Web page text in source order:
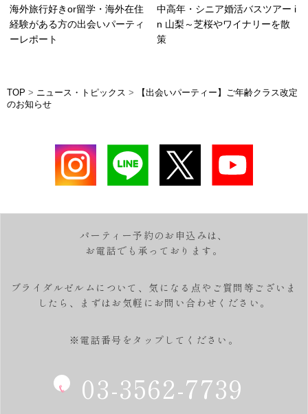
海外旅行好きor留学・海外在住
経験がある方の出会いパーティ
ーレポート
中高年・シニア婚活バスツアー i
n 山梨～芝桜やワイナリーを散
策
TOP > ニュース・トピックス >
【出会いパーティー】ご年齢クラス改定
のお知らせ
パーティー予約のお申込みは、
お電話でも承っております。
ブライダルゼルムについて、気になる点やご質問等ございま
したら、
まずはお気軽にお問い合わせください。
※電話番号をタップしてください。
03-3562-7739